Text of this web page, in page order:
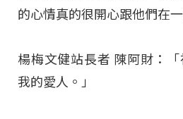
的心情真的很開心跟他們在一
楊梅文健站長者 陳阿財：「
我的愛人。」